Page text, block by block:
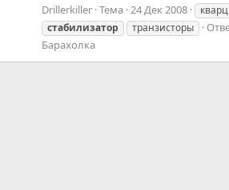
Drillerkiller Тема 24 Дек 2008
стабилизатор
транзисторы
Барахолка